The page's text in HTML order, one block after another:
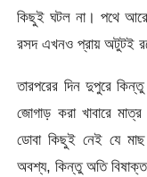
কিছুই ঘটল না। পথে
রসদ এখনও প্রায় অটুটই
তারপরের দিন দুপুরে
জোগাড় করা খাবারে
ডোবা কিছুই নেই যে মাছ
অবশ্য, কিন্তু অতি বিষাক্ত